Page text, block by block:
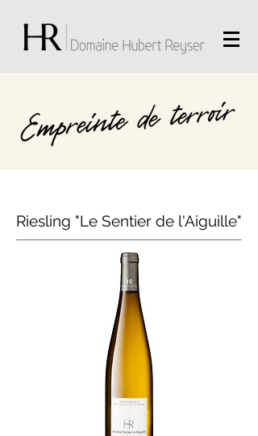
Riesling "Le Sentier de l'Aiguille"